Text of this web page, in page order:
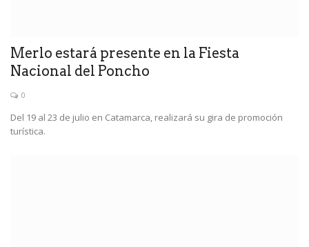
Merlo estará presente en la Fiesta
Nacional del Poncho
0
Del 19 al 23 de julio en Catamarca, realizará su gira de promoción
turística.